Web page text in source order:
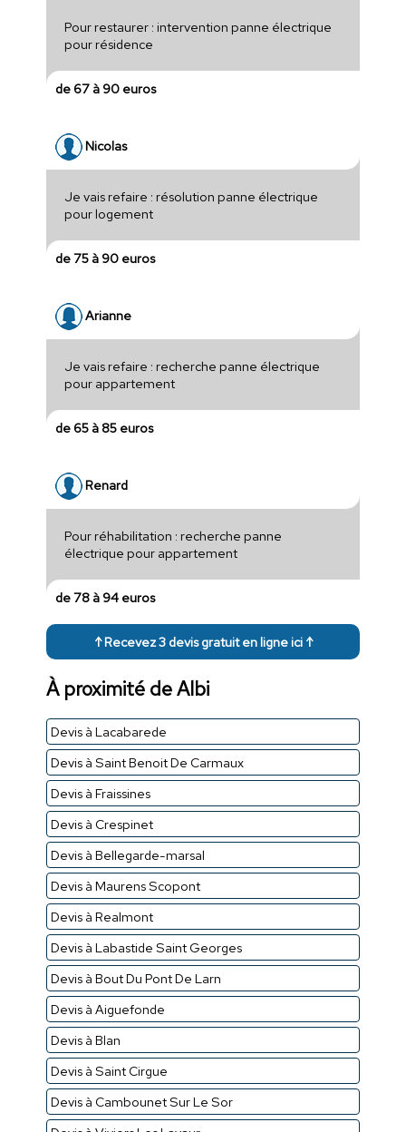
Pour restaurer : intervention panne électrique
pour résidence
de 67 à 90 euros
Nicolas
Je vais refaire : résolution panne électrique
pour logement
de 75 à 90 euros
Arianne
Je vais refaire : recherche panne électrique
pour appartement
de 65 à 85 euros
Renard
Pour réhabilitation : recherche panne
électrique pour appartement
de 78 à 94 euros
↑ Recevez 3 devis gratuit en ligne ici ↑
À proximité de Albi
Devis à Lacabarede
Devis à Saint Benoit De Carmaux
Devis à Fraissines
Devis à Crespinet
Devis à Bellegarde-marsal
Devis à Maurens Scopont
Devis à Realmont
Devis à Labastide Saint Georges
Devis à Bout Du Pont De Larn
Devis à Aiguefonde
Devis à Blan
Devis à Saint Cirgue
Devis à Cambounet Sur Le Sor